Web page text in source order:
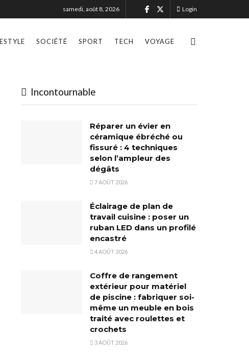
samedi, août 8, 2026 Login
SOCIÉTÉ SPORT TECH VOYAGE
Incontournable
Réparer un évier en
céramique ébréché ou
fissuré : 4 techniques
selon l’ampleur des
dégâts
7 AOÛT 2026
Éclairage de plan de
travail cuisine : poser un
ruban LED dans un profilé
encastré
4 AOÛT 2026
Coffre de rangement
extérieur pour matériel
de piscine : fabriquer soi-
même un meuble en bois
traité avec roulettes et
crochets
3 AOÛT 2026